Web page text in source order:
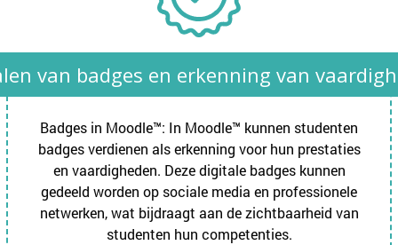
van badges en erkenning van
Badges in Moodle™: In Moodle™ kunnen studenten
badges verdienen als erkenning voor hun prestaties
en vaardigheden. Deze digitale badges kunnen
gedeeld worden op sociale media en professionele
netwerken, wat bijdraagt aan de zichtbaarheid van
studenten hun competenties.